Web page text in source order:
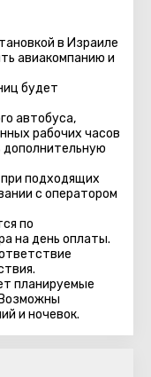
в Израиле
авиакомпанию и
будет
автобуса,
рабочих часов
дополнительную
подходящих
с оператором
по
на день оплаты.
планируемые
и ночевок.